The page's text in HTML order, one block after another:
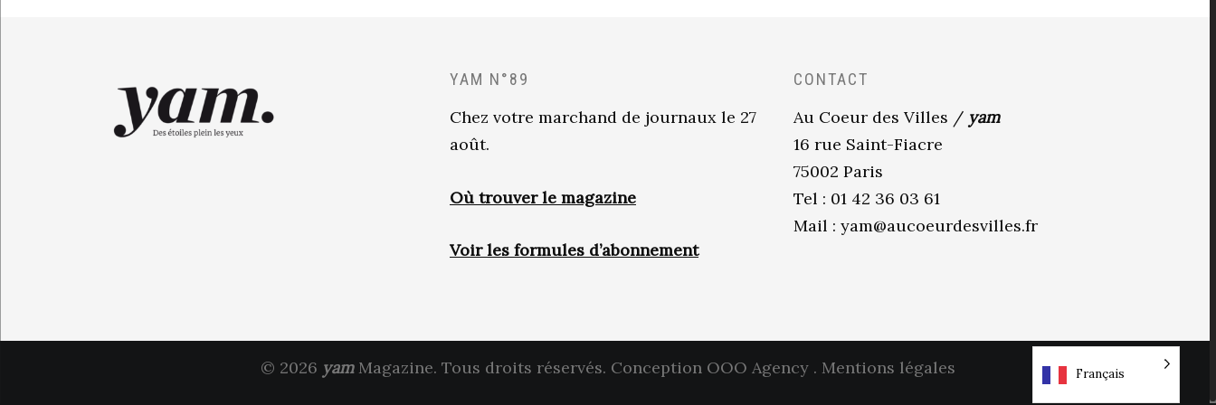
YAM N°89
Chez votre marchand de journaux le 27
août.
Où trouver le magazine
Voir les formules d’abonnement
CONTACT
Au Coeur des Villes / yam
16 rue Saint-Fiacre
75002 Paris
Tel : 01 42 36 03 61
Mail : yam@aucoeurdesvilles.fr
© 2026 yamMagazine. Tous droits réservés. Conception OOO Agency . Mentions légales Français